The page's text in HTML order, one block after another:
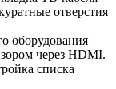
отверстия
оборудования
через HDMI.
списка